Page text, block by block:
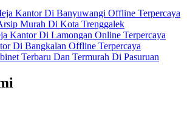
Kantor Di Banyuwangi Offline Terpercaya
Murah Di Kota Trenggalek
Kantor Di Lamongan Online Terpercaya
Di Bangkalan Offline Terpercaya
Terbaru Dan Termurah Di Pasuruan